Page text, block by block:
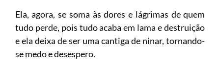
Ela, agora, se soma às dores e lágrimas de quem
tudo perde, pois tudo acaba em lama e destruição
e ela deixa de ser uma cantiga de ninar, tornando-
se medo e desespero.